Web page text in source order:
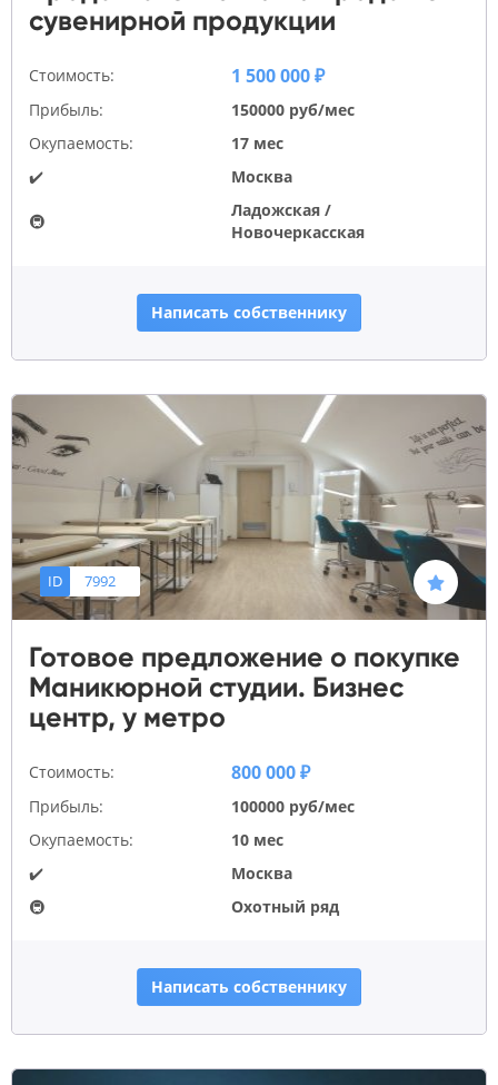
сувенирной продукции
Стоимость: 1 500 000 ₽
Прибыль:
150000 руб/мес
Окупаемость:
17 мес
✔️
Москва
🚇
Ладожская /
Новочеркасская
Написать собственнику
ID 7992
Готовое предложение о покупке
Маникюрной студии. Бизнес
центр, у метро
Стоимость: 800 000 ₽
Прибыль:
100000 руб/мес
Окупаемость:
10 мес
✔️
Москва
🚇
Охотный ряд
Написать собственнику